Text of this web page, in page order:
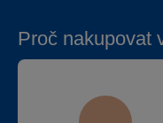
Proč nakupovat